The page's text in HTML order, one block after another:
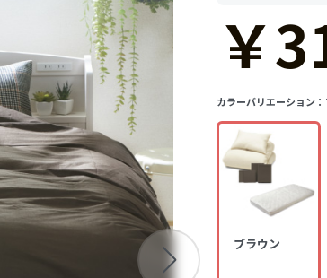
￥
カラーバリエーション：
ブラウン